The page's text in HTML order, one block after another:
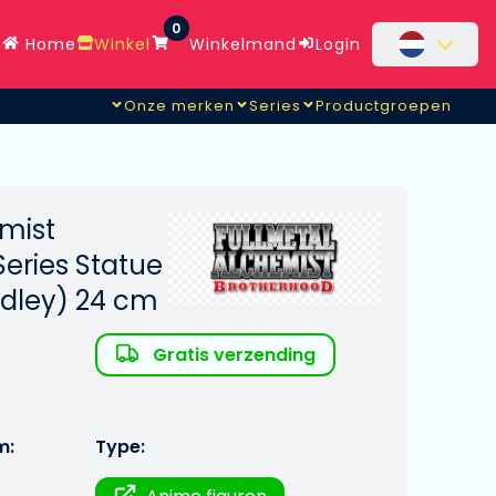
Home Winkel
0
Winkelmand Login
Onze merken Series Productgroepen
Statue
24 cm
Gratis verzending
Type: